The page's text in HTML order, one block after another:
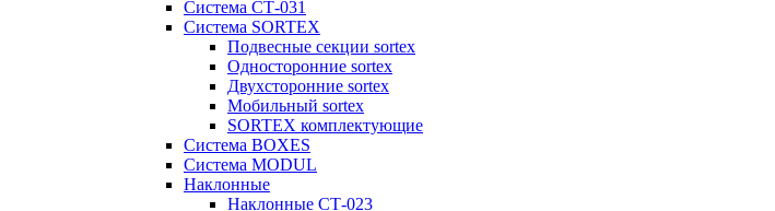
Система СТ-031
Система SORTEX
Подвесные секции sortex
Односторонние sortex
Двухсторонние sortex
Мобильный sortex
SORTEX комплектующие
Система BOXES
Система MODUL
Наклонные
Наклонные СТ-023